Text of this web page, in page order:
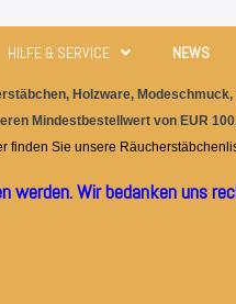
HILFE & SERVICE NEWS
Holzware, Modeschmuc
Mindestbestellwert von EUR
finden Sie unsere
werden. Wir bedanken uns